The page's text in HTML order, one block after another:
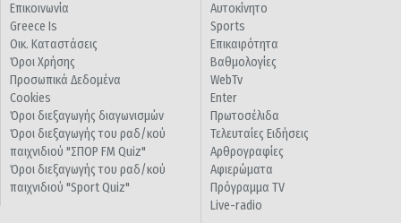
Επικοινωνία
Greece Is
Οικ. Καταστάσεις
Όροι Χρήσης
Προσωπικά Δεδομένα
Cookies
Όροι διεξαγωγής διαγωνισμών
Όροι διεξαγωγής του ραδ/κού
παιχνιδιού "ΣΠΟΡ FM Quiz"
Όροι διεξαγωγής του ραδ/κού
παιχνιδιού "Sport Quiz"
Αυτοκίνητο
Sports
Επικαιρότητα
Βαθμολογίες
WebTv
Enter
Πρωτοσέλιδα
Τελευταίες Ειδήσεις
Αρθρογραφίες
Αφιερώματα
Πρόγραμμα TV
Live-radio